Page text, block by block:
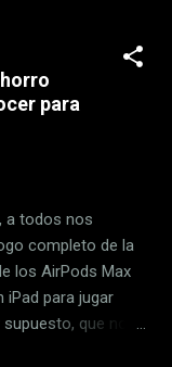
que recibió el
una sorpresa.
Artemis
la Luna, recibió
para vigilar su
muchos relojes y
de los
de Condor
cuenta con
para
a todos nos
completo de la
los AirPods Max
iPad para jugar
que no